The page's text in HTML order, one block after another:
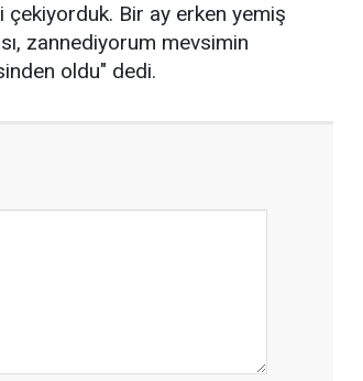
çekiyorduk. Bir ay erken yemiş
zannediyorum mevsimin
oldu" dedi.